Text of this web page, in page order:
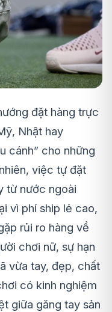
đặt hàng trực
Nhật hay
cánh” cho những
việc tự đặt
từ nước ngoài
vì phí ship lẻ cao,
rủi ro hàng về
chơi nữ, sự hạn
vừa tay, đẹp, chất
có kinh nghiệm
giữa găng tay sản